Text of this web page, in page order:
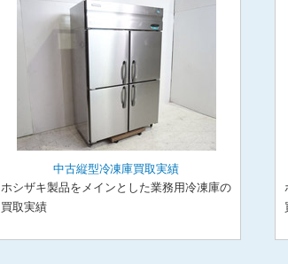
中古縦型冷凍庫買取実績
ホシザキ製品をメインとした業務用冷凍庫の
買取実績